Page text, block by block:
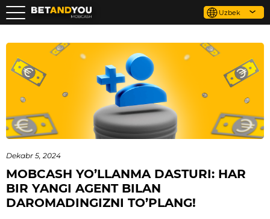
Uzbek
Dekabr 5, 2024
MOBCASH YO’LLANMA DASTURI: HAR
BIR YANGI AGENT BILAN
DAROMADINGIZNI TO’PLANG!